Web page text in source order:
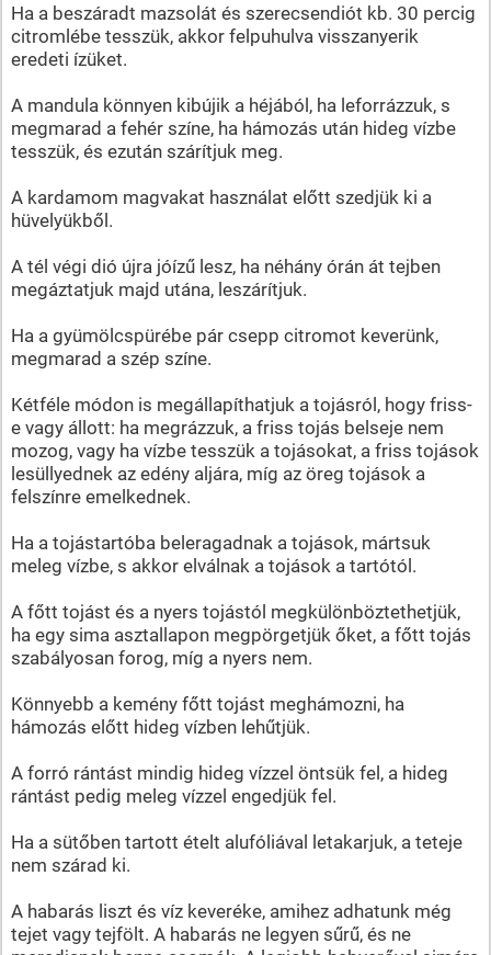
Ha a beszáradt mazsolát és szerecsendiót kb. 30 percig
citromlébe tesszük, akkor felpuhulva visszanyerik
eredeti ízüket.
A mandula könnyen kibújik a héjából, ha leforrázzuk, s
megmarad a fehér színe, ha hámozás után hideg vízbe
tesszük, és ezután szárítjuk meg.
A kardamom magvakat használat előtt szedjük ki a
hüvelyükből.
A tél végi dió újra jóízű lesz, ha néhány órán át tejben
megáztatjuk majd utána, leszárítjuk.
Ha a gyümölcspürébe pár csepp citromot keverünk,
megmarad a szép színe.
Kétféle módon is megállapíthatjuk a tojásról, hogy friss-
e vagy állott: ha megrázzuk, a friss tojás belseje nem
mozog, vagy ha vízbe tesszük a tojásokat, a friss tojások
lesüllyednek az edény aljára, míg az öreg tojások a
felszínre emelkednek.
Ha a tojástartóba beleragadnak a tojások, mártsuk
meleg vízbe, s akkor elválnak a tojások a tartótól.
A főtt tojást és a nyers tojástól megkülönböztethetjük,
ha egy sima asztallapon megpörgetjük őket, a főtt tojás
szabályosan forog, míg a nyers nem.
Könnyebb a kemény főtt tojást meghámozni, ha
hámozás előtt hideg vízben lehűtjük.
A forró rántást mindig hideg vízzel öntsük fel, a hideg
rántást pedig meleg vízzel engedjük fel.
Ha a sütőben tartott ételt alufóliával letakarjuk, a teteje
nem szárad ki.
A habarás liszt és víz keveréke, amihez adhatunk még
tejet vagy tejfölt. A habarás ne legyen sűrű, és ne